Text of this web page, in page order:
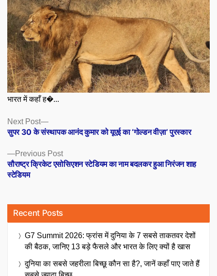
भारत में कहाँ ह�...
Posts
navigation
Previous PostPrevious
post:
सौराष्ट्र क्रिकेट एसोसिएशन स्टेडियम का नाम बदलकर हुआ निरंजन शाह
स्टेडियम
Next Post
Next
post:
सुपर 30 के संस्थापक आनंद कुमार को यूएई का ‘गोल्डन वीज़ा’ पुरस्कार
Recent Posts
G7 Summit 2026: फ्रांस में दुनिया के 7 सबसे ताकतवर देशों
की बैठक, जानिए 13 बड़े फैसले और भारत के लिए क्यों है खास
दुनिया का सबसे जहरीला बिच्छू कौन सा है?, जानें कहाँ पाए जाते हैं